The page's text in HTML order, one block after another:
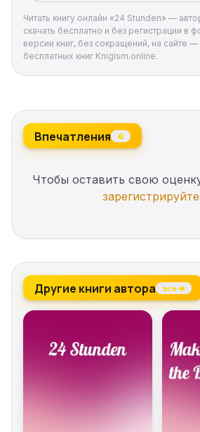
Читать книгу онлайн «24 Stunden» —
скачать бесплатно и без регистрации в
версии книг, без сокращений, на сайте —
бесплатных книг Knigism.online.
Впечатления 0
Чтобы оставить свою
Другие книги автора все →